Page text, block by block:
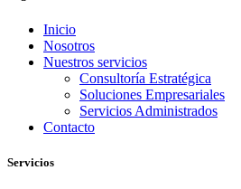
Inicio
Nosotros
Nuestros servicios
Consultoría Estratégica
Soluciones Empresariales
Servicios Administrados
Contacto
Servicios